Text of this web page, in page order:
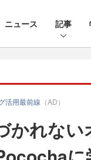
ニュース 記事
活用最前線 （AD）
かれな